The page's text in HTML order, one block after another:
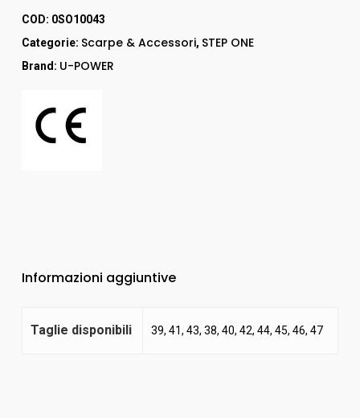
COD: 0SO10043
Categorie: Scarpe & Accessori, STEP ONE
Brand: U-POWER
Informazioni aggiuntive
Taglie disponibili 39, 41, 43, 38, 40, 42, 44, 45, 46, 47